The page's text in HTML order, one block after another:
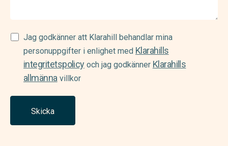
Samtycke
(Required)
Jag godkänner att Klarahill behandlar mina
personuppgifter i enlighet med Klarahills
integritetspolicyoch jag godkänner Klarahills
allmännavillkor
Skicka